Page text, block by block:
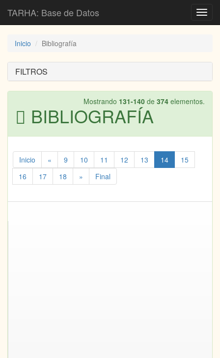
TARHA: Base de Datos
Inicio Bibliografía
FILTROS
Mostrando 131-140 de 374 elementos.
BIBLIOGRAFÍA
Inicio « 9 10 11 12 13 14
15
16
17 18 » Final